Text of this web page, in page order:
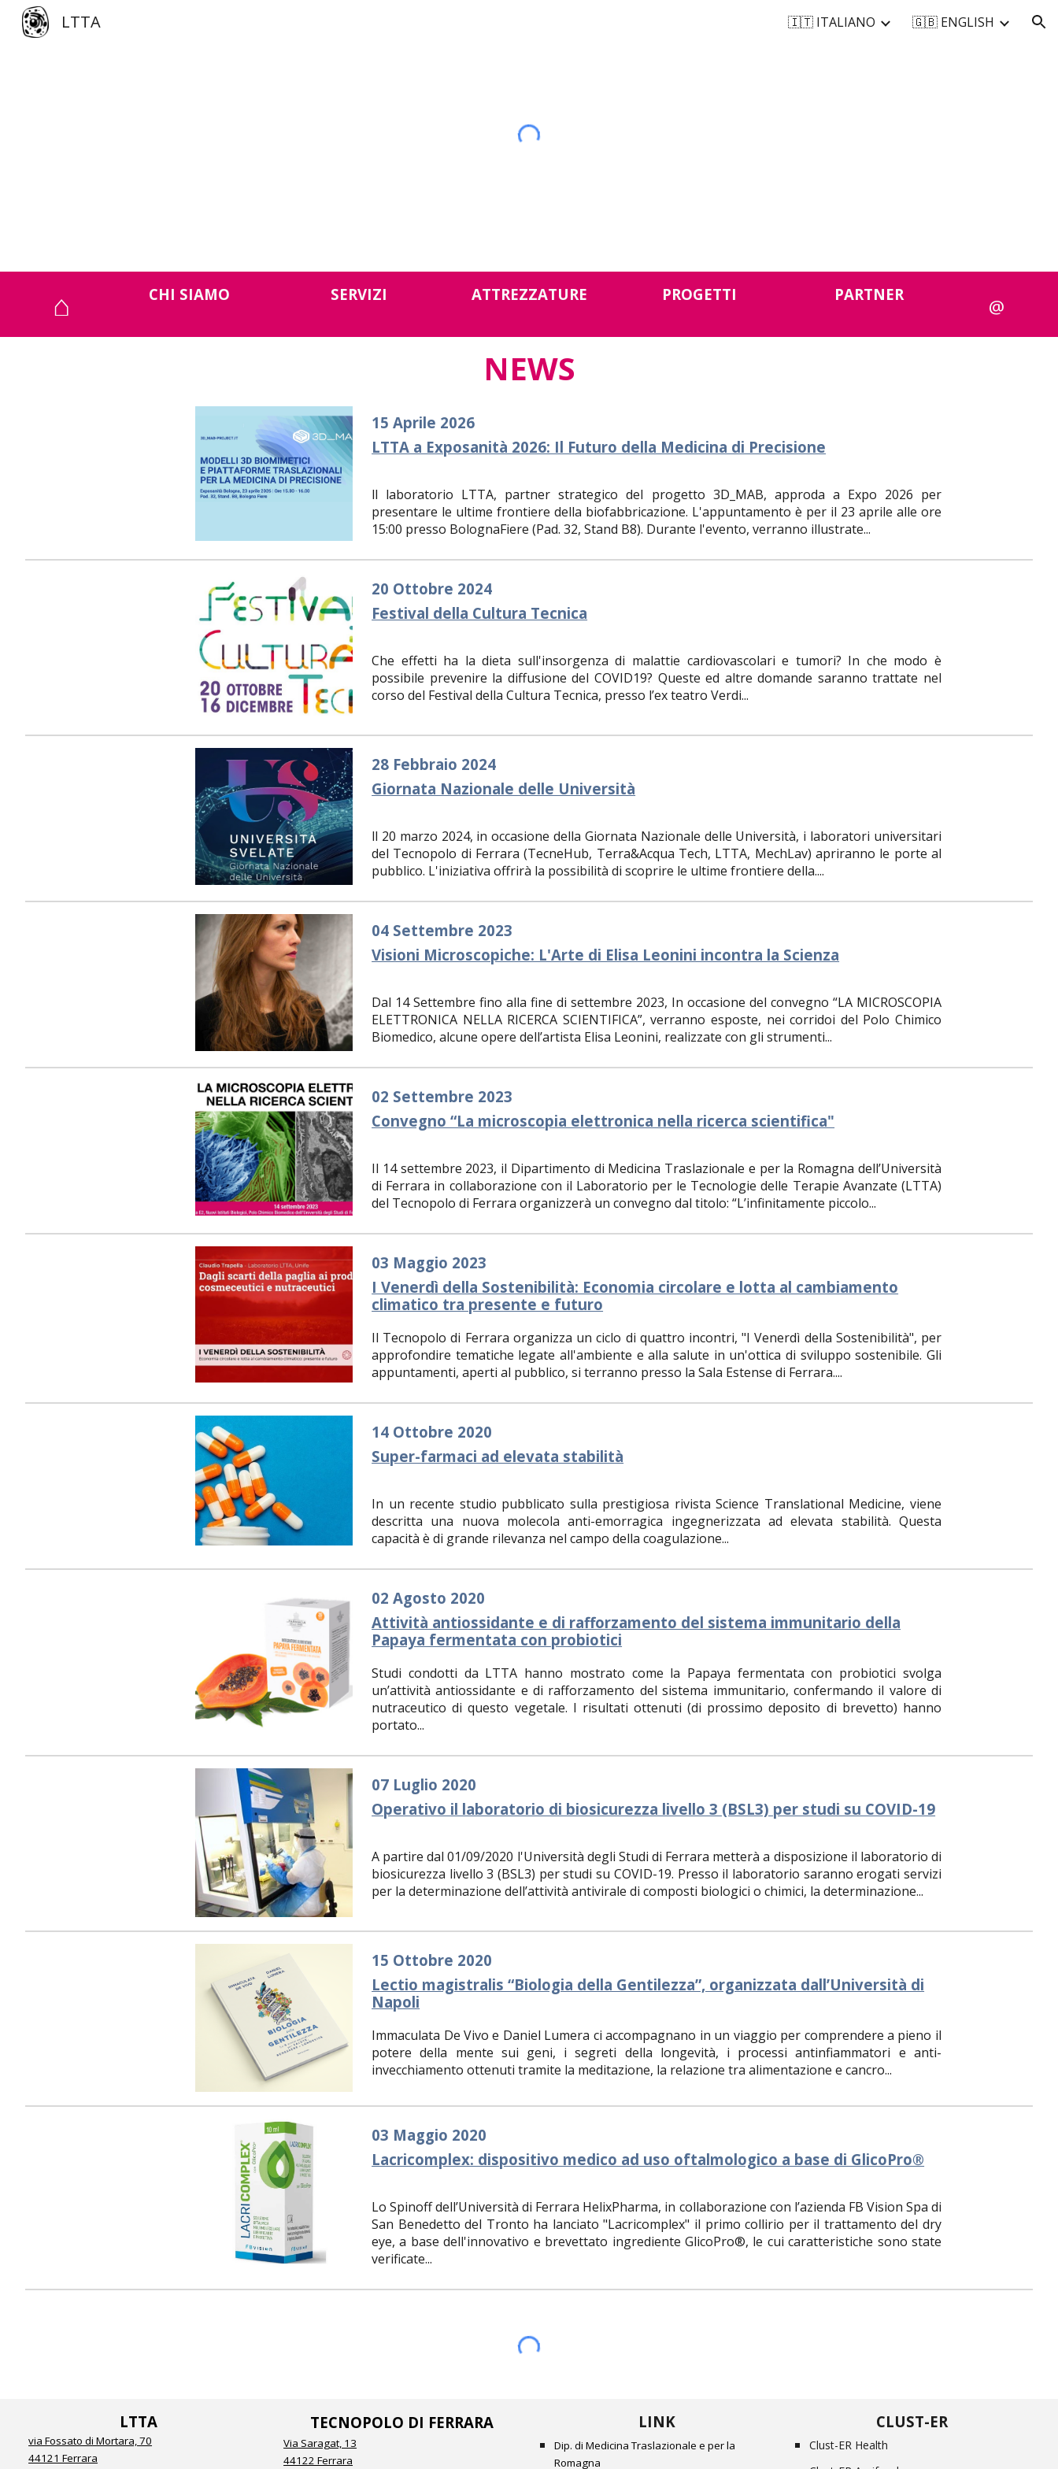
LTTA 🇮🇹 ITALIANO 🇬🇧 ENGLISH
⌂ CHI SIAMO SERVIZI ATTREZZATURE PROGETTI PARTNER
@
NEWS
15 Aprile 2026
LTTA a Exposanità 2026: Il Futuro della Medicina di Precisione
ll laboratorio LTTA, partner strategico del progetto 3D_MAB, approda a Expo 2026 per
presentare le ultime frontiere della biofabbricazione. L'appuntamento è per il 23 aprile alle ore
15:00 presso BolognaFiere (Pad. 32, Stand B8). Durante l'evento, verranno illustrate...
20 Ottobre 2024
Festival della Cultura Tecnica
Che effetti ha la dieta sull'insorgenza di malattie cardiovascolari e tumori? In che modo è
possibile prevenire la diffusione del COVID19? Queste ed altre domande saranno trattate nel
corso del Festival della Cultura Tecnica, presso l’ex teatro Verdi...
28 Febbraio 2024
Giornata Nazionale delle Università
ll 20 marzo 2024, in occasione della Giornata Nazionale delle Università, i laboratori universitari
del Tecnopolo di Ferrara (TecneHub, Terra&Acqua Tech, LTTA, MechLav) apriranno le porte al
pubblico. L'iniziativa offrirà la possibilità di scoprire le ultime frontiere della....
04 Settembre 2023
Visioni Microscopiche: L'Arte di Elisa Leonini incontra la Scienza
Dal 14 Settembre fino alla fine di settembre 2023, In occasione del convegno “LA MICROSCOPIA
ELETTRONICA NELLA RICERCA SCIENTIFICA”, verranno esposte, nei corridoi del Polo Chimico
Biomedico, alcune opere dell’artista Elisa Leonini, realizzate con gli strumenti...
02 Settembre 2023
Convegno “La microscopia elettronica nella ricerca scientifica"
Il 14 settembre 2023, il Dipartimento di Medicina Traslazionale e per la Romagna dell’Università
di Ferrara in collaborazione con il Laboratorio per le Tecnologie delle Terapie Avanzate (LTTA)
del Tecnopolo di Ferrara organizzerà un convegno dal titolo: “L’infinitamente piccolo...
03 Maggio 2023
I Venerdì della Sostenibilità: Economia circolare e lotta al cambiamento
climatico tra presente e futuro
Il Tecnopolo di Ferrara organizza un ciclo di quattro incontri, "I Venerdì della Sostenibilità", per
approfondire tematiche legate all'ambiente e alla salute in un'ottica di sviluppo sostenibile. Gli
appuntamenti, aperti al pubblico, si terranno presso la Sala Estense di Ferrara....
14 Ottobre 2020
Super-farmaci ad elevata stabilità
In un recente studio pubblicato sulla prestigiosa rivista Science Translational Medicine, viene
descritta una nuova molecola anti-emorragica ingegnerizzata ad elevata stabilità. Questa
capacità è di grande rilevanza nel campo della coagulazione...
02 Agosto 2020
Attività antiossidante e di rafforzamento del sistema immunitario della
Papaya fermentata con probiotici
Studi condotti da LTTA hanno mostrato come la Papaya fermentata con probiotici svolga
un’attività antiossidante e di rafforzamento del sistema immunitario, confermando il valore di
nutraceutico di questo vegetale. I risultati ottenuti (di prossimo deposito di brevetto) hanno
portato...
07 Luglio 2020
Operativo il laboratorio di biosicurezza livello 3 (BSL3) per studi su COVID-19
A partire dal 01/09/2020 l'Università degli Studi di Ferrara metterà a disposizione il laboratorio di
biosicurezza livello 3 (BSL3) per studi su COVID-19. Presso il laboratorio saranno erogati servizi
per la determinazione dell’attività antivirale di composti biologici o chimici, la determinazione...
15 Ottobre 2020
Lectio magistralis “Biologia della Gentilezza”, organizzata dall’Università di
Napoli
Immaculata De Vivo e Daniel Lumera ci accompagnano in un viaggio per comprendere a pieno il
potere della mente sui geni, i segreti della longevità, i processi antinfiammatori e anti-
invecchiamento ottenuti tramite la meditazione, la relazione tra alimentazione e cancro...
03 Maggio 2020
Lacricomplex: dispositivo medico ad uso oftalmologico a base di GlicoPro®
Lo Spinoff dell’Università di Ferrara HelixPharma, in collaborazione con l’azienda FB Vision Spa di
San Benedetto del Tronto ha lanciato "Lacricomplex" il primo collirio per il trattamento del dry
eye, a base dell'innovativo e brevettato ingrediente GlicoPro®, le cui caratteristiche sono state
verificate...
LTTA
via Fossato di Mortara, 70
44121 Ferrara
TECNOPOLO DI FERRARA
Via Saragat, 13
44122 Ferrara
LINK
Dip. di Medicina Traslazionale e per la
Romagna
CLUST-ER
Clust-ER Health